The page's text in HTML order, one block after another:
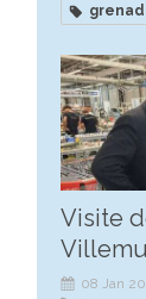
Visite
08 Jan